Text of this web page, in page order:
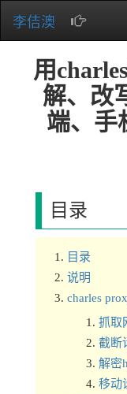
李佶澳
用
解、改
端、手
目录
目录
说明
charles
抓取
截断
解密
移动